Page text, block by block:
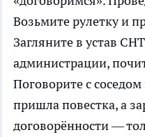
Возьмите рулетку и
Загляните в устав
администрации,
Поговорите с соседом
пришла повестка, а
договорённости —